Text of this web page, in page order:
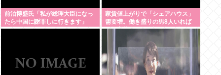
前泊博盛氏「私が総理大臣になっ
たら中国に謝罪しに行きます」
家賃値上がりで「シェアハウス」
需要増。働き盛りの男8人いれば
一軒家暮らしも余裕で毎日楽しい